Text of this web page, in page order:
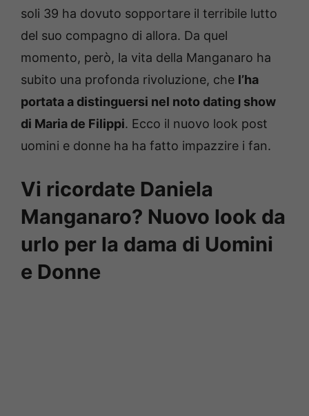
soli 39 ha dovuto sopportare il terribile lutto
del suo compagno di allora. Da quel
momento, però, la vita della Manganaro ha
subito una profonda rivoluzione, che l’ha
portata a distinguersi nel noto dating show
di Maria de Filippi. Ecco il nuovo look post
uomini e donne ha ha fatto impazzire i fan.
Vi ricordate Daniela
Manganaro? Nuovo look da
urlo per la dama di Uomini
e Donne